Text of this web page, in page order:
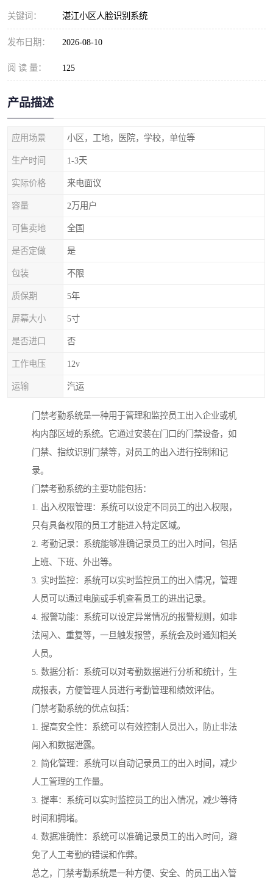
关键词： 湛江小区人脸识别系统
发布日期： 2026-08-10
阅 读 量： 125
产品描述
应用场景 小区，工地，医院，学校，单位等
生产时间 1-3天
实际价格 来电面议
容量 2万用户
可售卖地 全国
是否定做 是
包装 不限
质保期 5年
屏幕大小 5寸
是否进口 否
工作电压 12v
运输 汽运
门禁考勤系统是一种用于管理和监控员工出入企业或机
构内部区域的系统。它通过安装在门口的门禁设备，如
门禁、指纹识别门禁等，对员工的出入进行控制和记
录。
门禁考勤系统的主要功能包括：
1. 出入权限管理：系统可以设定不同员工的出入权限，
只有具备权限的员工才能进入特定区域。
2. 考勤记录：系统能够准确记录员工的出入时间，包括
上班、下班、外出等。
3. 实时监控：系统可以实时监控员工的出入情况，管理
人员可以通过电脑或手机查看员工的进出记录。
4. 报警功能：系统可以设定异常情况的报警规则，如非
法闯入、重复等，一旦触发报警，系统会及时通知相关
人员。
5. 数据分析：系统可以对考勤数据进行分析和统计，生
成报表，方便管理人员进行考勤管理和绩效评估。
门禁考勤系统的优点包括：
1. 提高安全性：系统可以有效控制人员出入，防止非法
闯入和数据泄露。
2. 简化管理：系统可以自动记录员工的出入时间，减少
人工管理的工作量。
3. 提率：系统可以实时监控员工的出入情况，减少等待
时间和拥堵。
4. 数据准确性：系统可以准确记录员工的出入时间，避
免了人工考勤的错误和作弊。
总之，门禁考勤系统是一种方便、安全、的员工出入管